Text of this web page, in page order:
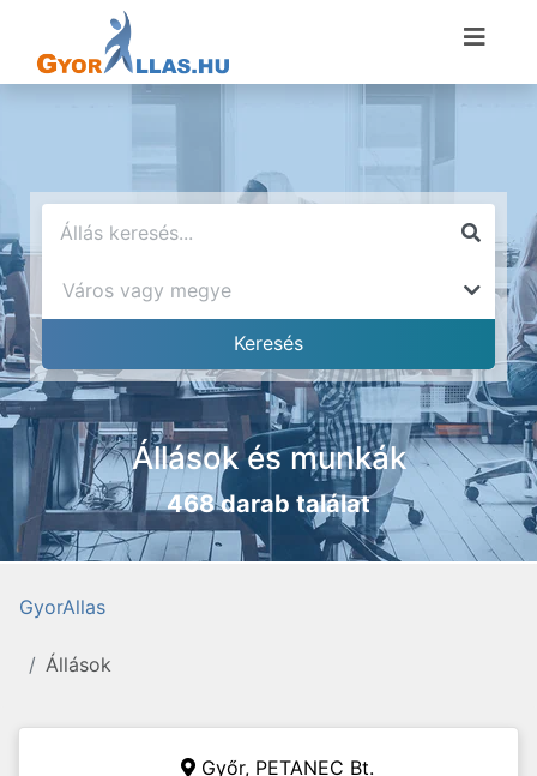
Állások és munkák
468 darab találat
GyorAllas
Állások
Győr, PETANEC Bt.